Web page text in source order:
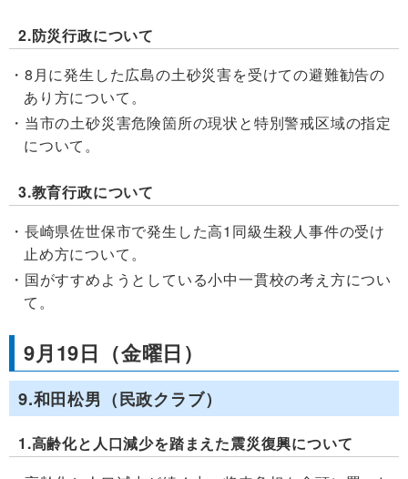
2.防災行政について
8月に発生した広島の土砂災害を受けての避難勧告の
あり方について。
当市の土砂災害危険箇所の現状と特別警戒区域の指定
について。
3.教育行政について
長崎県佐世保市で発生した高1同級生殺人事件の受け
止め方について。
国がすすめようとしている小中一貫校の考え方につい
て。
9月19日（金曜日）
9.和田松男（民政クラブ）
1.高齢化と人口減少を踏まえた震災復興について